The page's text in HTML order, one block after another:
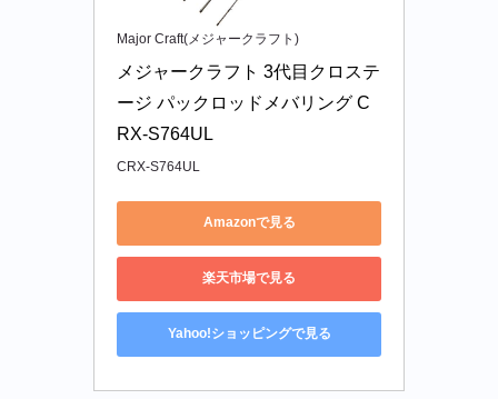
Major Craft(メジャークラフト)
メジャークラフト 3代目クロステ
ージ パックロッドメバリング C
RX-S764UL
CRX-S764UL
Amazonで見る
楽天市場で見る
Yahoo!ショッピングで見る